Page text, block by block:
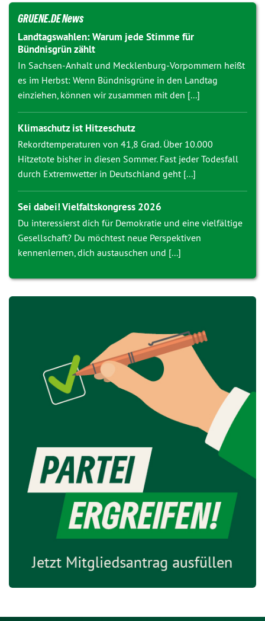
GRUENE.DE News
Landtagswahlen: Warum jede Stimme für
Bündnisgrün zählt
In Sachsen-Anhalt und Mecklenburg-Vorpommern heißt
es im Herbst: Wenn Bündnisgrüne in den Landtag
einziehen, können wir zusammen mit den [...]
Klimaschutz ist Hitzeschutz
Rekordtemperaturen von 41,8 Grad. Über 10.000
Hitzetote bisher in diesen Sommer. Fast jeder Todesfall
durch Extremwetter in Deutschland geht [...]
Sei dabei! Vielfaltskongress 2026
Du interessierst dich für Demokratie und eine vielfältige
Gesellschaft? Du möchtest neue Perspektiven
kennenlernen, dich austauschen und [...]